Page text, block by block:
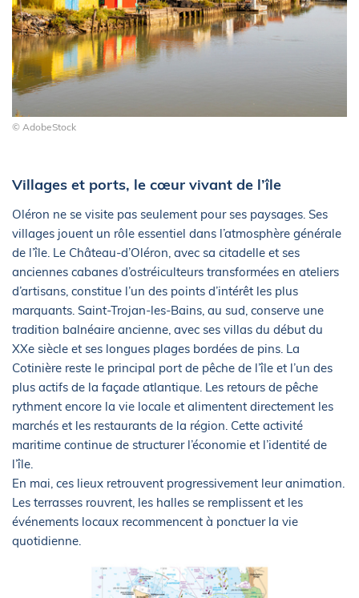
© AdobeStock
Villages et ports, le cœur vivant de l’île
Oléron ne se visite pas seulement pour ses paysages. Ses
villages jouent un rôle essentiel dans l’atmosphère générale
de l’île. Le Château-d’Oléron, avec sa citadelle et ses
anciennes cabanes d’ostréiculteurs transformées en ateliers
d’artisans, constitue l’un des points d’intérêt les plus
marquants. Saint-Trojan-les-Bains, au sud, conserve une
tradition balnéaire ancienne, avec ses villas du début du
XXe siècle et ses longues plages bordées de pins. La
Cotinière reste le principal port de pêche de l’île et l’un des
plus actifs de la façade atlantique. Les retours de pêche
rythment encore la vie locale et alimentent directement les
marchés et les restaurants de la région. Cette activité
maritime continue de structurer l’économie et l’identité de
l’île.
En mai, ces lieux retrouvent progressivement leur animation.
Les terrasses rouvrent, les halles se remplissent et les
événements locaux recommencent à ponctuer la vie
quotidienne.